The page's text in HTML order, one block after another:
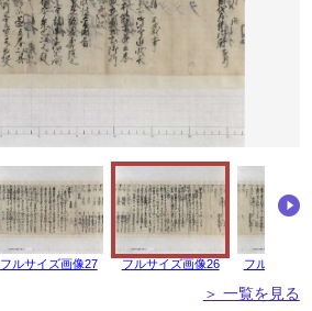
フルサイズ画像27 フルサイズ画像26 フルサイズ
＞ 一覧を見る